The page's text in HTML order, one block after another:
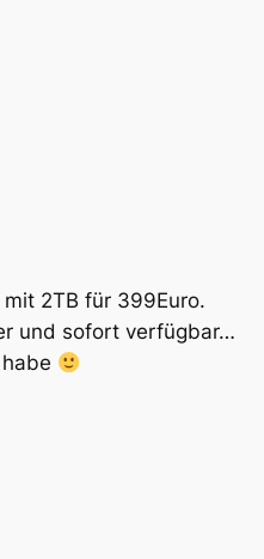
2TB für 399Euro.
und sofort verfügbar…